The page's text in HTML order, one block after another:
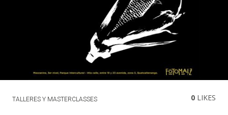
TALLERES Y MASTERCLASSES 0 LIKES